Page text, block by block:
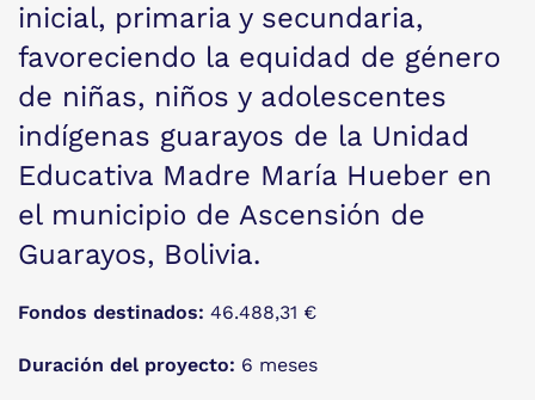
inicial, primaria y secundaria,
favoreciendo la equidad de género
de niñas, niños y adolescentes
indígenas guarayos de la Unidad
Educativa Madre María Hueber en
el municipio de Ascensión de
Guarayos, Bolivia.
Fondos destinados: 46.488,31 €
Duración del proyecto: 6 meses